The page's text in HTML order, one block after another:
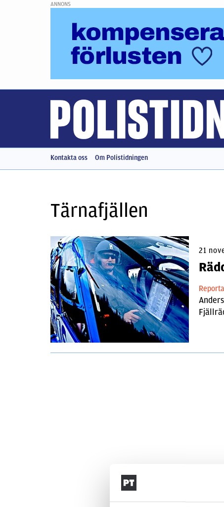
ANNONS
Kontakta oss Om Polistidningen
Tärnafjällen
21